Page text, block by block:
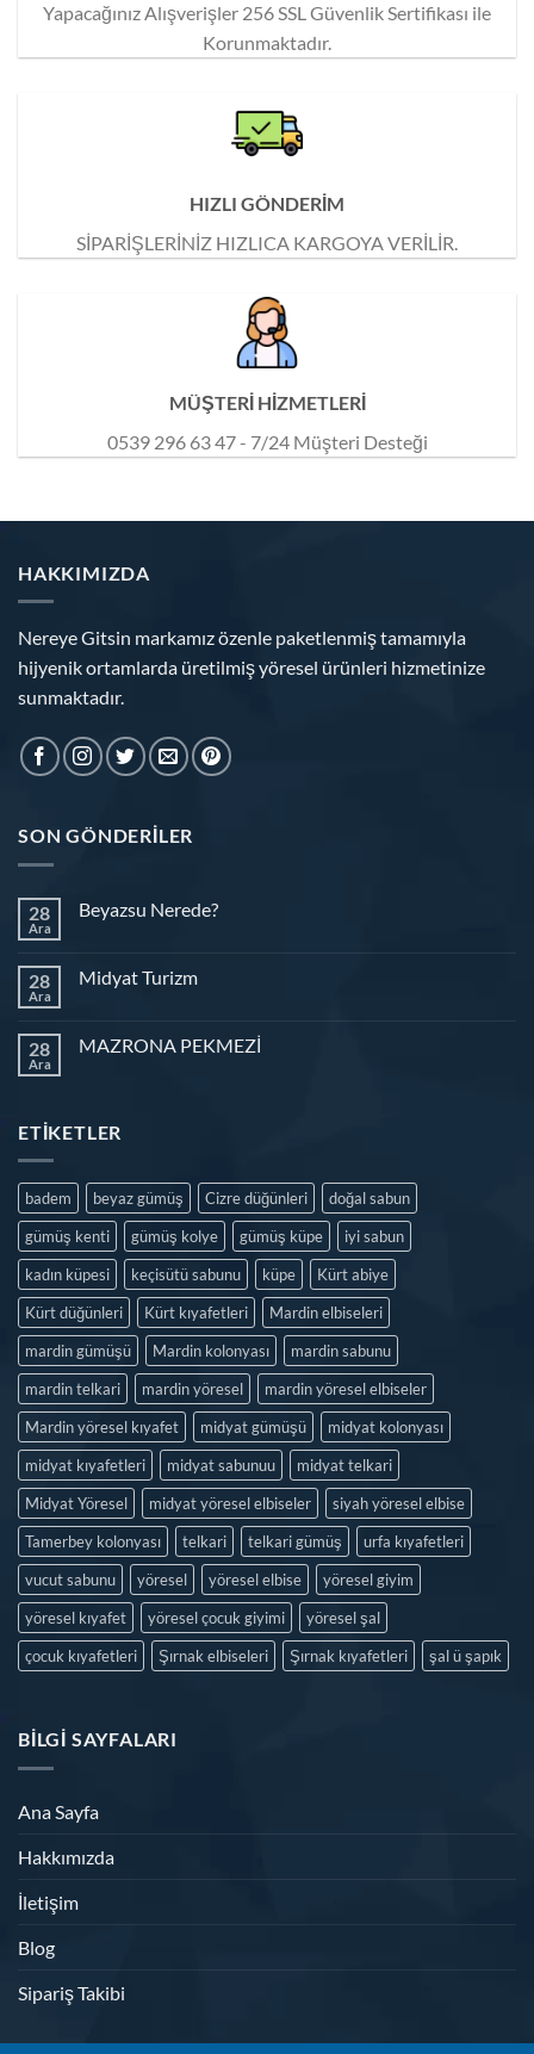
Yapacağınız Alışverişler 256 SSL Güvenlik Sertifikası ile
Korunmaktadır.
HIZLI GÖNDERİM
SİPARİŞLERİNİZ HIZLICA KARGOYA VERİLİR.
MÜŞTERİ HİZMETLERİ
0539 296 63 47 - 7/24 Müşteri Desteği
HAKKIMIZDA
Nereye Gitsin markamız özenle paketlenmiş tamamıyla
hijyenik ortamlarda üretilmiş yöresel ürünleri hizmetinize
sunmaktadır.
SON GÖNDERILER
28
Ara
Beyazsu Nerede?
28
Ara
Midyat Turizm
28
Ara
MAZRONA PEKMEZİ
ETIKETLER
badem beyaz gümüş Cizre düğünleri
doğal sabun
gümüş kenti
gümüş kolye gümüş küpe
iyi sabun
kadın küpesi
keçisütü sabunu küpe
Kürt abiye
Kürt düğünleri
Kürt kıyafetleri
Mardin elbiseleri
mardin gümüşü
Mardin kolonyası
mardin sabunu
mardin telkari
mardin yöresel
mardin yöresel elbiseler
Mardin yöresel kıyafet
midyat gümüşü
midyat kolonyası
midyat kıyafetleri
midyat sabunuu
midyat telkari
Midyat Yöresel
midyat yöresel elbiseler
siyah yöresel elbise
Tamerbey kolonyası
telkari telkari gümüş
urfa kıyafetleri
vucut sabunu
yöresel yöresel elbise
yöresel giyim
yöresel kıyafet
yöresel çocuk giyimi
yöresel şal
çocuk kıyafetleri
Şırnak elbiseleri Şırnak kıyafetleri şal ü şapık
BILGI SAYFALARI
Ana Sayfa
Hakkımızda
İletişim
Blog
Sipariş Takibi